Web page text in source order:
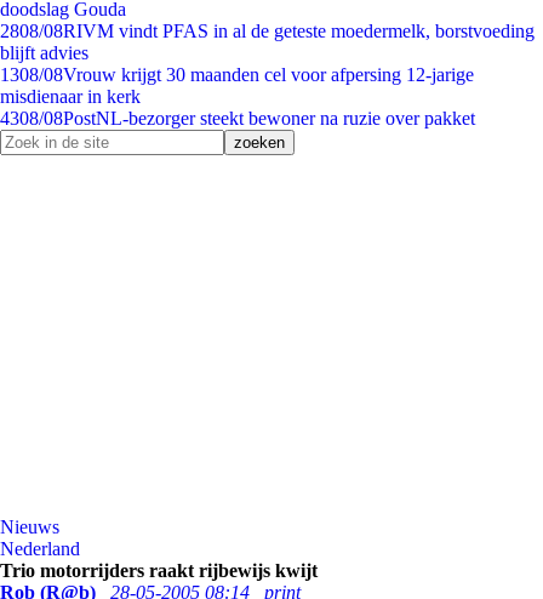
doodslag Gouda
2808/08RIVM vindt PFAS in al de geteste moedermelk, borstvoeding
blijft advies
1308/08Vrouw krijgt 30 maanden cel voor afpersing 12-jarige
misdienaar in kerk
4308/08PostNL-bezorger steekt bewoner na ruzie over pakket
Nieuws
Nederland
Trio motorrijders raakt rijbewijs kwijt
Rob (R@b)
28-05-2005 08:14
print